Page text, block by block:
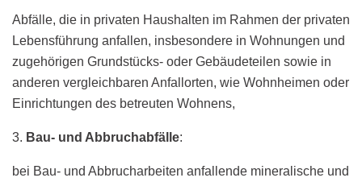
Abfälle, die in privaten Haushalten im Rahmen der privaten
Lebensführung anfallen, insbesondere in Wohnungen und
zugehörigen Grundstücks- oder Gebäudeteilen sowie in
anderen vergleichbaren Anfallorten, wie Wohnheimen oder
Einrichtungen des betreuten Wohnens,
3. Bau- und Abbruchabfälle:
bei Bau- und Abbrucharbeiten anfallende mineralische und